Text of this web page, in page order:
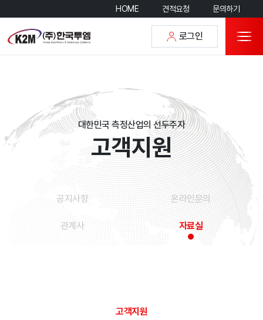
HOME 견적요청 문의하기
로그인
대한민국 측정산업의 선두주자
고객지원
공지사항 온라인문의
관계사 자료실
고객지원